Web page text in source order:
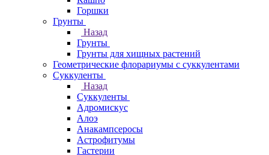
Горшки
Грунты
Назад
Грунты
Грунты для хищных растений
Геометрические флорариумы с суккулентами
Суккуленты
Назад
Суккуленты
Адромискус
Алоэ
Анакампсеросы
Астрофитумы
Гастерии